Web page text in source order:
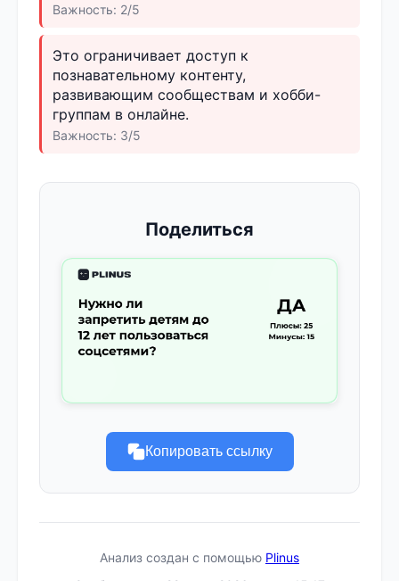
Важность: 2/5
Это ограничивает доступ к
познавательному контенту,
развивающим сообществам и хобби-
группам в онлайне.
Важность: 3/5
Поделиться
Копировать ссылку
Анализ создан с помощью Plinus